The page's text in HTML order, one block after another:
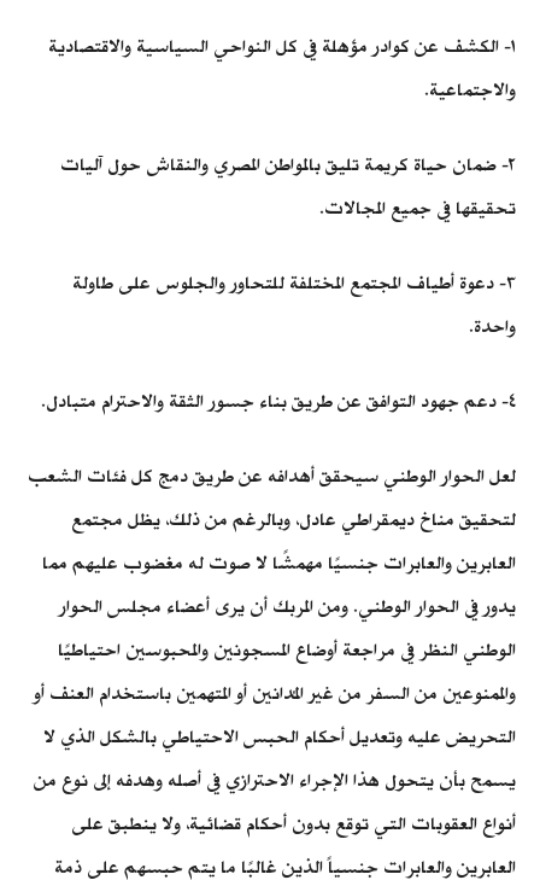
١- الكشف عن كوادر مؤهلة في كل النواحي السياسية والاقتصادية
والاجتماعية.
٢- ضمان حياة كريمة تليق بالمواطن المصري والنقاش حول آليات
تحقيقها في جميع المجالات.
٣- دعوة أطياف المجتمع المختلفة للتحاور والجلوس على طاولة
واحدة.
٤- دعم جهود التوافق عن طريق بناء جسور الثقة والاحترام متبادل.
لعل الحوار الوطني سيحقق أهدافه عن طريق دمج كل فئات الشعب
لتحقيق مناخ ديمقراطي عادل، وبالرغم من ذلك، يظل مجتمع
العابرين والعابرات جنسيًا مهمشًا لا صوت له مغضوب عليهم مما
يدور في الحوار الوطني. ومن المربك أن يرى أعضاء مجلس الحوار
الوطني النظر في مراجعة أوضاع المسجونين والمحبوسين احتياطيًا
والممنوعين من السفر من غير المُدانين أو المتهمين باستخدام العنف أو
التحريض عليه وتعديل أحكام الحبس الاحتياطي بالشكل الذي لا
يسمح بأن يتحول هذا الإجراء الاحترازي في أصله وهدفه إلى نوع من
أنواع العقوبات التي توقع بدون أحكام قضائية، ولا ينطبق على
العابرين والعابرات جنسياً الذين غالبًا ما يتم حبسهم على ذمة